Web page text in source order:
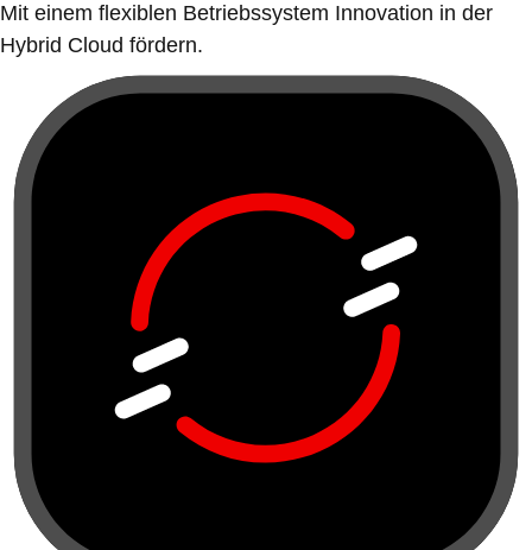
Mit einem flexiblen Betriebssystem Innovation in der
Hybrid Cloud fördern.